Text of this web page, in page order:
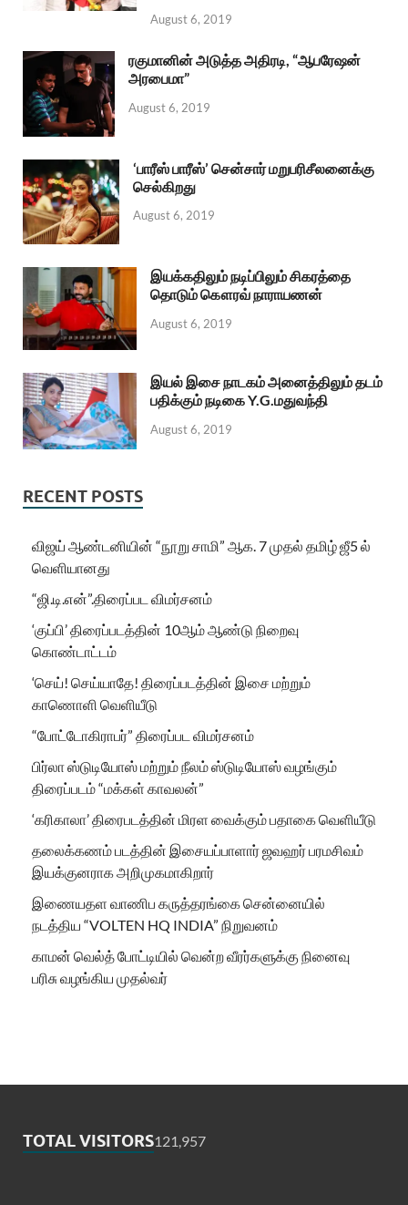
August 6, 2019
ரகுமானின் அடுத்த அதிரடி, “ஆபரேஷன்
அரபைமா”
August 6, 2019
‘பாரீஸ் பாரீஸ்’ சென்சார் மறுபரிசீலனைக்கு
செல்கிறது
August 6, 2019
இயக்கதிலும் நடிப்பிலும் சிகரத்தை
தொடும் கௌரவ் நாராயணன்
August 6, 2019
இயல் இசை நாடகம் அனைத்திலும் தடம்
பதிக்கும் நடிகை Y.G.மதுவந்தி
August 6, 2019
RECENT POSTS
விஜய் ஆண்டனியின் “நூறு சாமி” ஆக. 7 முதல் தமிழ் ஜீ5 ல்
வெளியானது
“ஜி.டி.என்”.திரைப்பட விமர்சனம்
‘குப்பி’ திரைப்படத்தின் 10ஆம் ஆண்டு நிறைவு
கொண்டாட்டம்
‘செய்! செய்யாதே! திரைப்படத்தின் இசை மற்றும்
காணொளி வெளியீடு
“போட்டோகிராபர்” திரைப்பட விமர்சனம்
பிர்லா ஸ்டுடியோஸ் மற்றும் நீலம் ஸ்டுடியோஸ் வழங்கும்
திரைப்படம் “மக்கள் காவலன்”
‘கரிகாலா’ திரைபடத்தின் மிரள வைக்கும் பதாகை வெளியீடு
தலைக்கணம் படத்தின் இசையப்பாளார் ஜவஹர் பரமசிவம்
இயக்குனராக அறிமுகமாகிறார்
இணையதள வாணிப கருத்தரங்கை சென்னையில்
நடத்திய “VOLTEN HQ INDIA” நிறுவனம்
காமன் வெல்த் போட்டியில் வென்ற வீரர்களுக்கு நினைவு
பரிசு வழங்கிய முதல்வர்
TOTAL VISITORS121,957